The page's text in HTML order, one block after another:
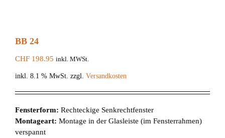
BB 24
CHF 198.95 inkl. MWSt.
inkl. 8.1 % MwSt. zzgl. Versandkosten
Fensterform: Rechteckige Senkrechtfenster
Montageart: Montage in der Glasleiste (im Fensterrahmen)
verspannt